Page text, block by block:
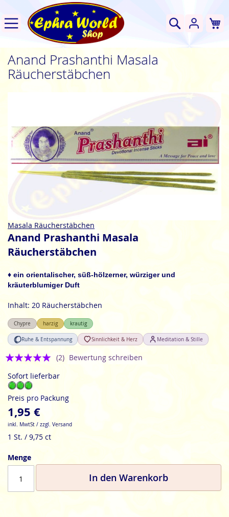
Suche
Anand Prashanthi Masala
Räucherstäbchen
Bildgalerie
springen
Zum
Anfang
Bildgalerie
Masala Räucherstäbchen
Anand Prashanthi Masala
Räucherstäbchen
♦ ein orientalischer, süß-hölzerner, würziger und
kräuterblumiger Duft
Inhalt: 20 Räucherstäbchen
Chypre harzig krautig
Ruhe & Entspannung Sinnlichkeit & Herz Meditation & Stille
Bewertung:
(2) Bewertung schreiben
Sofort lieferbar
Preis pro Packung
1,95 €
inkl. MwtSt / zzgl. Versand
1 St. / 9,75 ct
Menge
In den Warenkorb